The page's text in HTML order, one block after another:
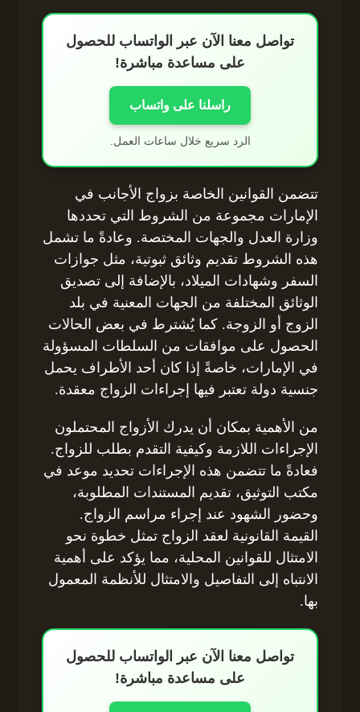
تواصل معنا الآن عبر الواتساب للحصول
على مساعدة مباشرة!
راسلنا على واتساب
الرد سريع خلال ساعات العمل.
تتضمن القوانين الخاصة بزواج الأجانب في
الإمارات مجموعة من الشروط التي تحددها
وزارة العدل والجهات المختصة. وعادةً ما تشمل
هذه الشروط تقديم وثائق ثبوتية، مثل جوازات
السفر وشهادات الميلاد، بالإضافة إلى تصديق
الوثائق المختلفة من الجهات المعنية في بلد
الزوج أو الزوجة. كما يُشترط في بعض الحالات
الحصول على موافقات من السلطات المسؤولة
في الإمارات، خاصةً إذا كان أحد الأطراف يحمل
جنسية دولة تعتبر فيها إجراءات الزواج معقدة.
من الأهمية بمكان أن يدرك الأزواج المحتملون
الإجراءات اللازمة وكيفية التقدم بطلب للزواج.
فعادةً ما تتضمن هذه الإجراءات تحديد موعد في
مكتب التوثيق، تقديم المستندات المطلوبة،
وحضور الشهود عند إجراء مراسم الزواج.
القيمة القانونية لعقد الزواج تمثل خطوة نحو
الامتثال للقوانين المحلية، مما يؤكد على أهمية
الانتباه إلى التفاصيل والامتثال للأنظمة المعمول
بها.
تواصل معنا الآن عبر الواتساب للحصول
على مساعدة مباشرة!